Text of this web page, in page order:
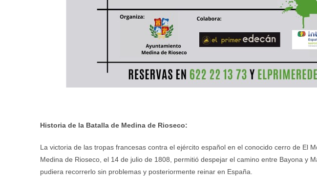
Historia de la Batalla de Medina de Rioseco:
La victoria de las tropas francesas contra el ejército español en el conocido cerro de El
Medina de Rioseco, el 14 de julio de 1808, permitió despejar el camino entre Bayona y
pudiera recorrerlo sin problemas y posteriormente reinar en España.